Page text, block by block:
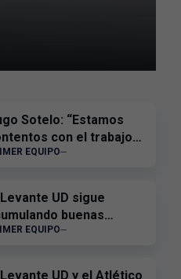
Sotelo: “Estamos
con el trabajo
equipo”
EQUIPO
UD sigue
buenas
EQUIPO
Levante UD y el Atlético